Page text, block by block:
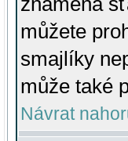
můžete
smajlíky
může také
Návrat